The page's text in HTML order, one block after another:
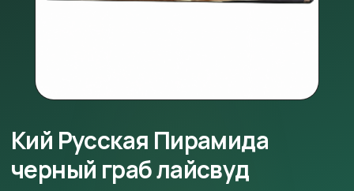
Кий Русская Пирамида
черный граб лайсвуд